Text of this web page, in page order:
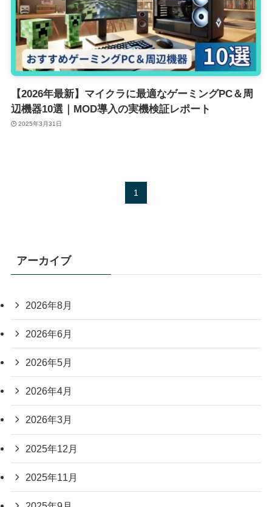
【2026年最新】マイクラに最適なゲーミングPC＆周
辺機器10選｜MOD導入の実機検証レポート
2025年3月31日
1
アーカイブ
2026年8月
2026年6月
2026年5月
2026年4月
2026年3月
2025年12月
2025年11月